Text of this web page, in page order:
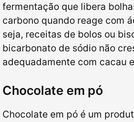
fermentação que libera
carbono quando reage com
seja, receitas de bolos ou
bicarbonato de sódio não
adequadamente com cacau
Chocolate em pó
Chocolate em pó é um